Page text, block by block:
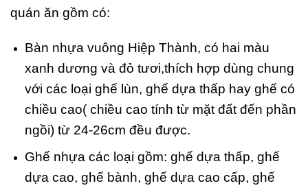
quán ăn gồm có:
Bàn nhựa vuông Hiệp Thành, có hai màu
xanh dương và đỏ tươi,thích hợp dùng chung
với các loại ghế lùn, ghế dựa thấp hay ghế có
chiều cao( chiều cao tính từ mặt đất đến phần
ngồi) từ 24-26cm đều được.
Ghế nhựa các loại gồm: ghế dựa thấp, ghế
dựa cao, ghế bành, ghế dựa cao cấp, ghế